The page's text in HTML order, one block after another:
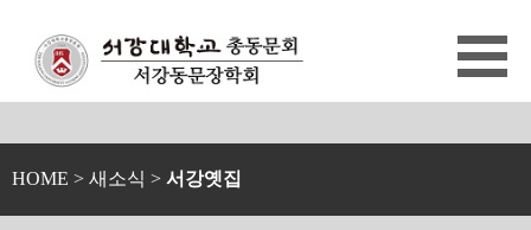
HOME > 새소식 > 서강옛집